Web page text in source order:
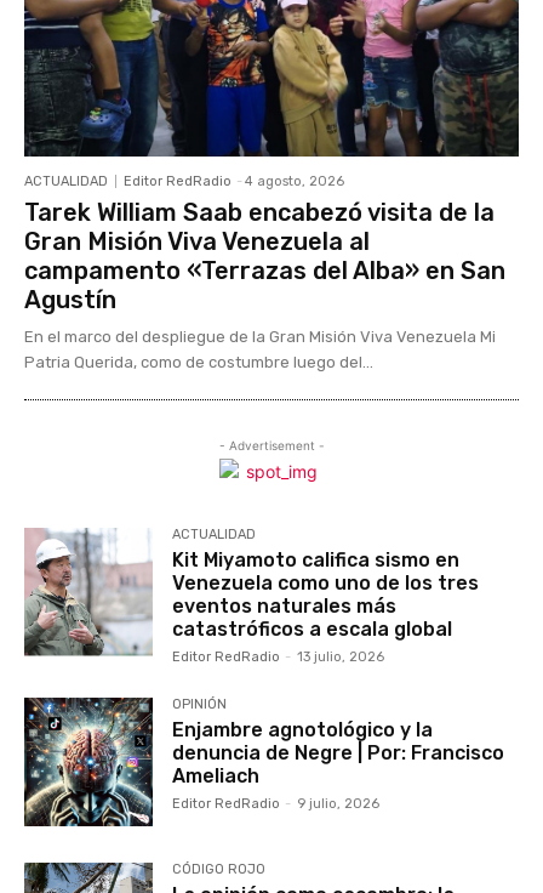
ACTUALIDAD Editor RedRadio - 4 agosto, 2026
Tarek William Saab encabezó visita de la
Gran Misión Viva Venezuela al
campamento «Terrazas del Alba» en San
Agustín
En el marco del despliegue de la Gran Misión Viva Venezuela Mi
Patria Querida, como de costumbre luego del...
- Advertisement -
ACTUALIDAD
Kit Miyamoto califica sismo en
Venezuela como uno de los tres
eventos naturales más
catastróficos a escala global
Editor RedRadio - 13 julio, 2026
OPINIÓN
Enjambre agnotológico y la
denuncia de Negre | Por: Francisco
Ameliach
Editor RedRadio - 9 julio, 2026
CÓDIGO ROJO